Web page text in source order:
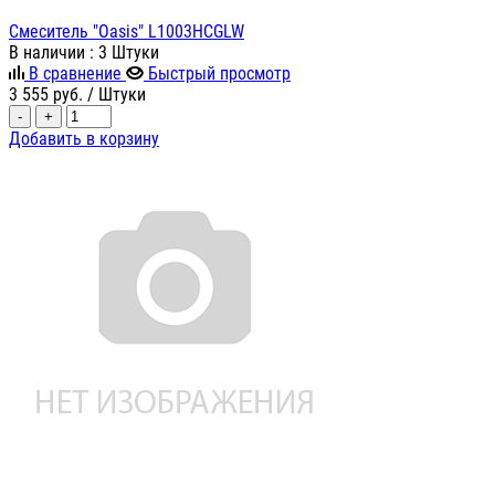
Смеситель "Oasis" L1003HCGLW
В наличии : 3 Штуки
В сравнение
Быстрый просмотр
3 555 руб. / Штуки
- +
Добавить в корзину